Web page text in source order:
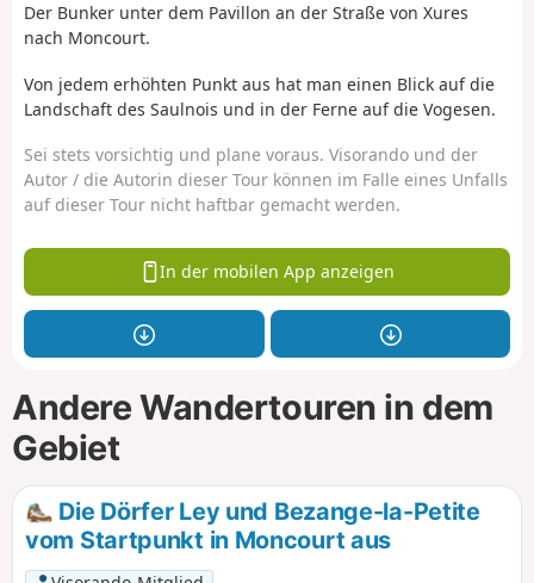
Der Bunker unter dem Pavillon an der Straße von Xures
nach Moncourt.
Von jedem erhöhten Punkt aus hat man einen Blick auf die
Landschaft des Saulnois und in der Ferne auf die Vogesen.
Sei stets vorsichtig und plane voraus. Visorando und der
Autor / die Autorin dieser Tour können im Falle eines Unfalls
auf dieser Tour nicht haftbar gemacht werden.
In der mobilen App anzeigen
Andere Wandertouren in dem
Gebiet
Die Dörfer Ley und Bezange-la-Petite
vom Startpunkt in Moncourt aus